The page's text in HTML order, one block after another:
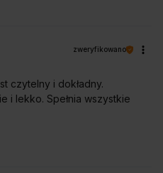
otwierać pokrywki czajnika.
bazy wyraźnie zwiększa
i zapobiega jego ślizaniu się
mokrej.
sieciowy
Amica została
móc schować w niej zbędny
pytania
zweryfikowano
czytelny i dokładny.
i lekko. Spełnia wszystkie